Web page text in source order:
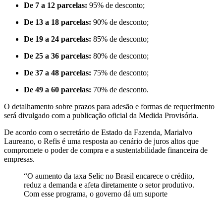
De 7 a 12 parcelas: 95% de desconto;
De 13 a 18 parcelas: 90% de desconto;
De 19 a 24 parcelas: 85% de desconto;
De 25 a 36 parcelas: 80% de desconto;
De 37 a 48 parcelas: 75% de desconto;
De 49 a 60 parcelas: 70% de desconto.
O detalhamento sobre prazos para adesão e formas de requerimento
será divulgado com a publicação oficial da Medida Provisória.
De acordo com o secretário de Estado da Fazenda, Marialvo
Laureano, o Refis é uma resposta ao cenário de juros altos que
compromete o poder de compra e a sustentabilidade financeira de
empresas.
“O aumento da taxa Selic no Brasil encarece o crédito,
reduz a demanda e afeta diretamente o setor produtivo.
Com esse programa, o governo dá um suporte